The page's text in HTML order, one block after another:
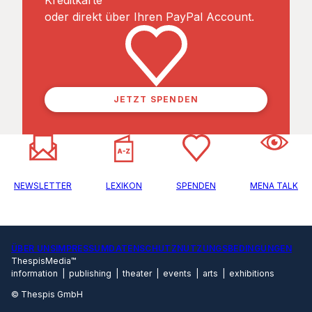
oder direkt über Ihren PayPal Account.
JETZT SPENDEN
NEWSLETTER LEXIKON SPENDEN MENA TALK
ÜBER UNSIMPRESSUMDATENSCHUTZNUTZUNGSBEDINGUNGEN
ThespisMedia™
information | publishing | theater | events | arts | exhibitions
© Thespis GmbH